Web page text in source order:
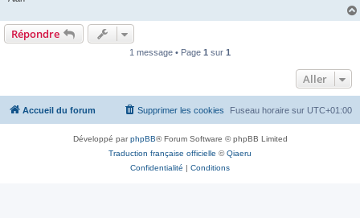
Répondre
1 message • Page 1 sur 1
Aller
Accueil du forum Fuseau horaire sur UTC+01:00
Supprimer les cookies
Développé parphpBB® Forum Software © phpBB Limited
Traduction française officielle ©Qiaeru
Confidentialité | Conditions